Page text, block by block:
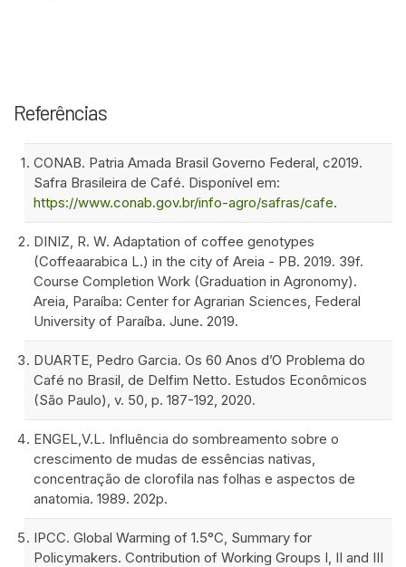
Referências
CONAB. Patria Amada Brasil Governo Federal, c2019.
Safra Brasileira de Café. Disponível em:
https://www.conab.gov.br/info-agro/safras/cafe.
DINIZ, R. W. Adaptation of coffee genotypes
(Coffeaarabica L.) in the city of Areia - PB. 2019. 39f.
Course Completion Work (Graduation in Agronomy).
Areia, Paraíba: Center for Agrarian Sciences, Federal
University of Paraíba. June. 2019.
DUARTE, Pedro Garcia. Os 60 Anos d’O Problema do
Café no Brasil, de Delfim Netto. Estudos Econômicos
(São Paulo), v. 50, p. 187-192, 2020.
ENGEL,V.L. Influência do sombreamento sobre o
crescimento de mudas de essências nativas,
concentração de clorofila nas folhas e aspectos de
anatomia. 1989. 202p.
IPCC. Global Warming of 1.5°C, Summary for
Policymakers. Contribution of Working Groups I, II and III